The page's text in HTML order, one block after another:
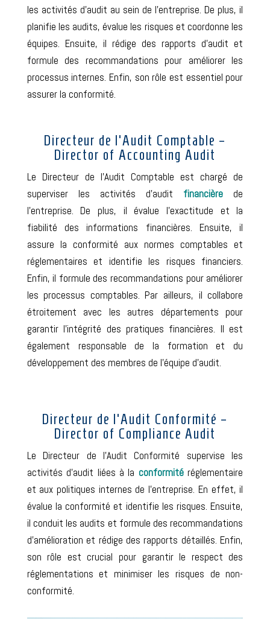
les activités d’audit au sein de l’entreprise. De plus, il
planifie les audits, évalue les risques et coordonne les
équipes. Ensuite, il rédige des rapports d’audit et
formule des recommandations pour améliorer les
processus internes. Enfin, son rôle est essentiel pour
assurer la conformité.
Directeur de l’Audit Comptable –
Director of Accounting Audit
Le Directeur de l’Audit Comptable est chargé de
superviser les activités d’audit financière
de
l’entreprise. De plus, il évalue l’exactitude et la
fiabilité des informations financières. Ensuite, il
assure la conformité aux normes comptables et
réglementaires et identifie les risques financiers.
Enfin, il formule des recommandations pour améliorer
les processus comptables. Par ailleurs, il collabore
étroitement avec les autres départements pour
garantir l’intégrité des pratiques financières. Il est
également responsable de la formation et du
développement des membres de l’équipe d’audit.
Directeur de l’Audit Conformité –
Director of Compliance Audit
Le Directeur de l’Audit Conformité supervise les
activités d’audit liées à la conformitéréglementaire
et aux politiques internes de l’entreprise. En effet, il
évalue la conformité et identifie les risques. Ensuite,
il conduit les audits et formule des recommandations
d’amélioration et rédige des rapports détaillés. Enfin,
son rôle est crucial pour garantir le respect des
réglementations et minimiser les risques de non-
conformité.